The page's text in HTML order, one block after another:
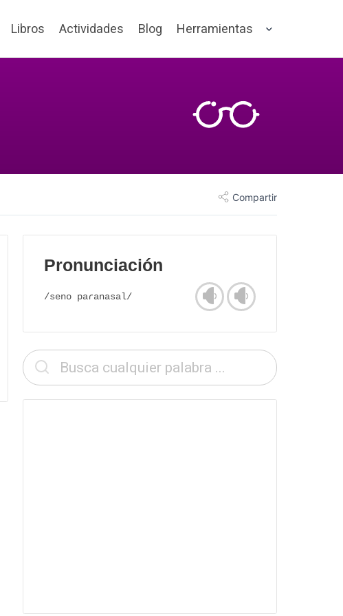
Libros Actividades Blog Herramientas
Compartir
Pronunciación
/seno paɾanasal/